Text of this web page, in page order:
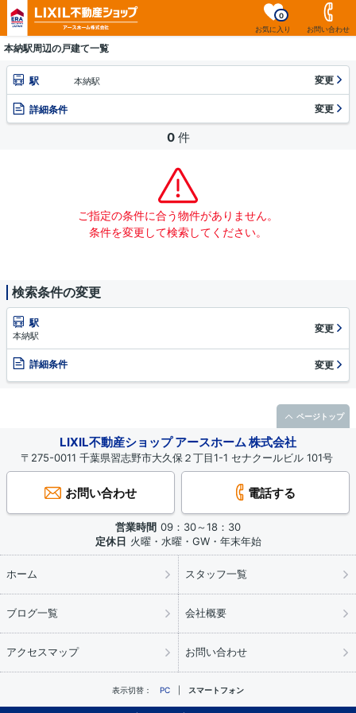
お気に入り
0
お問い合わせ
本納駅周辺の戸建て一覧
駅 本納駅 変更
詳細条件 変更
0 件
ご指定の条件に合う物件がありません。
条件を変更して検索してください。
検索条件の変更
駅
本納駅
変更
詳細条件 変更
LIXIL不動産ショップ アースホーム 株式会社
〒275-0011 千葉県習志野市大久保２丁目1-1 セナクールビル 101号
お問い合わせ 電話する
営業時間 09：30～18：30
定休日 火曜・水曜・GW・年末年始
ホーム スタッフ一覧
ブログ一覧 会社概要
アクセスマップ お問い合わせ
表示切替： PC スマートフォン
ページトップ